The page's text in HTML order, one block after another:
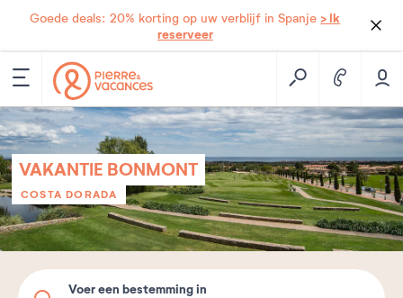
Goede deals: 20% korting op uw verblijf in Spanje > Ik
reserveer
VAKANTIE BONMONT
COSTA DORADA
Voer een bestemming in